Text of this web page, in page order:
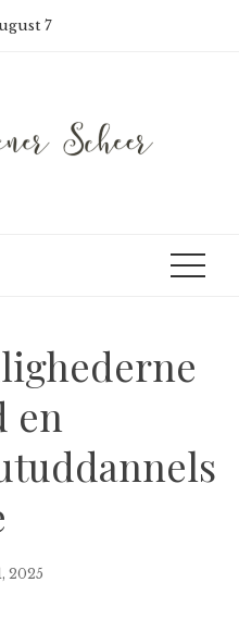
7
en
2025